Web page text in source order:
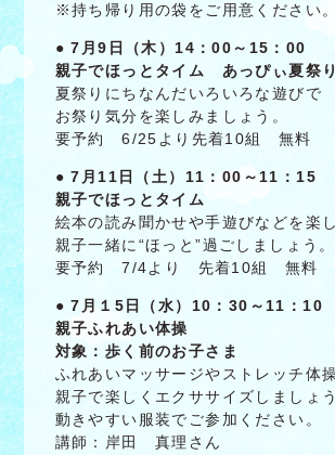
※持ち帰り用の袋をご用意ください。
● 7月9日（木）14：00～15：00
親子でほっとタイム あっぴぃ夏祭り
夏祭りにちなんだいろいろな遊びで
お祭り気分を楽しみましょう。
要予約 6/25より先着10組 無料
● 7月11日（土）11：00～11：15
親子でほっとタイム
絵本の読み聞かせや手遊びなどを楽
親子一緒に“ほっと”過ごしましょう。
要予約 7/4より 先着10組 無料
● 7月１5日（水）10：30～11：10
親子ふれあい体操
対象：歩く前のお子さま
ふれあいマッサージやストレッチ体
親子で楽しくエクササイズしましょう
動きやすい服装でご参加ください。
講師：岸田 真理さん